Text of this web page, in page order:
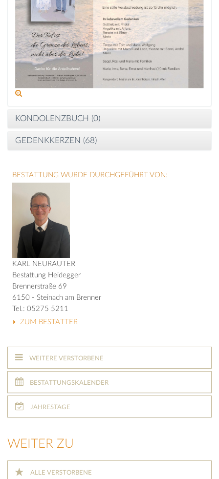
KONDOLENZBUCH (0)
GEDENKKERZEN (68)
BESTATTUNG WURDE DURCHGEFÜHRT VON:
KARL NEURAUTER
Bestattung Heidegger
Brennerstraße 69
6150 - Steinach am Brenner
Tel.: 05275 5211
ZUM BESTATTER
WEITERE VERSTORBENE
BESTATTUNGSKALENDER
JAHRESTAGE
WEITER ZU
ALLE VERSTORBENE